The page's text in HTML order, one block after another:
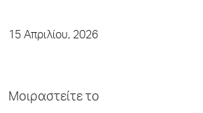
15 Απριλίου, 2026
Μοιραστείτε το